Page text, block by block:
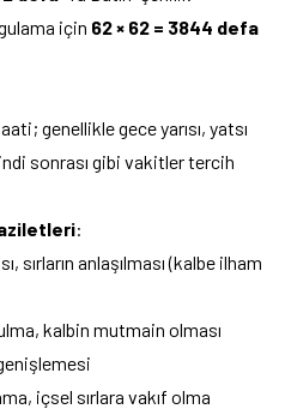
için 62 × 62 = 3844 defa
genellikle gece yarısı, yatsı
sonrası gibi vakitler tercih
:
sırların anlaşılması (kalbe ilham
kalbin mutmain olması
içsel sırlara vakıf olma